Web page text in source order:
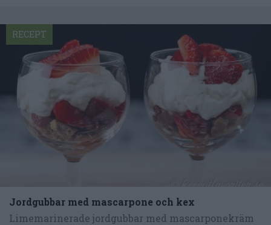
Jordgubbar med mascarpone och kex
Limemarinerade jordgubbar med mascarponekräm
RECEPT